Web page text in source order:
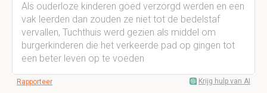
Als ouderloze kinderen goed verzorgd werden en een
vak leerden dan zouden ze niet tot de bedelstaf
vervallen, Tuchthuis werd gezien als middel om
burgerkinderen die het verkeerde pad op gingen tot
een beter leven op te voeden
Rapporteer Krijg hulp van AI